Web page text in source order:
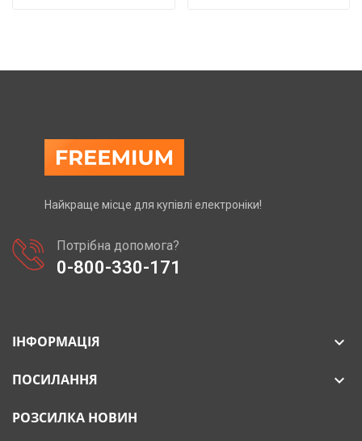
Найкраще місце для купівлі електроніки!
Потрібна допомога?
0-800-330-171
ІНФОРМАЦІЯ 
ПОСИЛАННЯ 
РОЗСИЛКА НОВИН